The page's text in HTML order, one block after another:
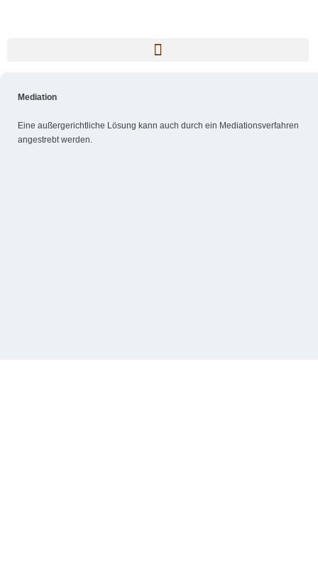
Mediation
Eine außergerichtliche Lösung kann auch durch ein Mediationsverfahren
angestrebt werden.